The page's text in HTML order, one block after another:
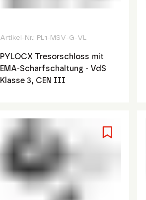
Artikel-Nr.: PL1-MSV-G-VL
PYLOCX Tresorschloss mit
EMA-Scharfschaltung - VdS
Klasse 3, CEN III